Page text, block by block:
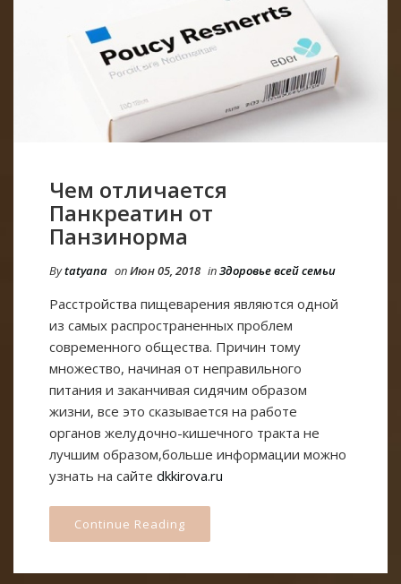
Чем отличается
Панкреатин от
Панзинорма
Bytatyana onИюн 05, 2018 inЗдоровье всей семьи
Расстройства пищеварения являются одной
из самых распространенных проблем
современного общества. Причин тому
множество, начиная от неправильного
питания и заканчивая сидячим образом
жизни, все это сказывается на работе
органов желудочно-кишечного тракта не
лучшим образом,больше информации можно
узнать на сайте dkkirova.ru
Continue Reading